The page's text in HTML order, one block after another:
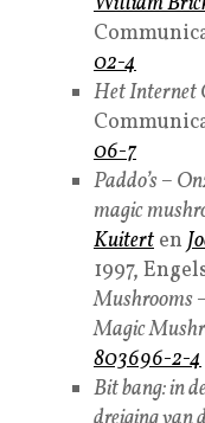
02-4
Het Internet
06-7
Paddo’s –
magic
Kuitert en
1997,
Mushrooms
Magic
803696-2-4
Bit bang: in